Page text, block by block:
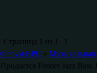
Страница 1 из 1
1
Форум ВРС » Музыкальная
Продается Fender Jazz Bass